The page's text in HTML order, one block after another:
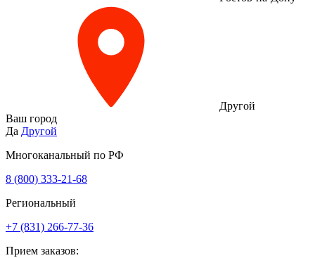
Другой
Ваш город
Да Другой
Многоканальный по РФ
8 (800) 333‑21-68
Региональный
+7 (831) 266-77-36
Прием заказов: